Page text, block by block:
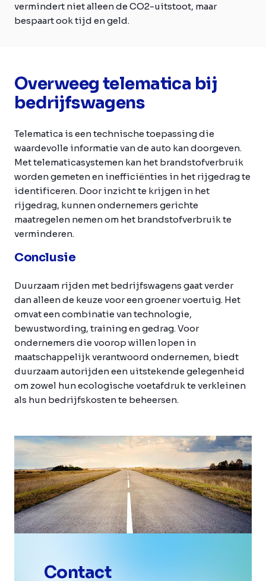
vermindert niet alleen de CO2-uitstoot, maar
bespaart ook tijd en geld.
Overweeg telematica bij
bedrijfswagens
Telematica is een technische toepassing die
waardevolle informatie van de auto kan doorgeven.
Met telematicasystemen kan het brandstofverbruik
worden gemeten en inefficiënties in het rijgedrag te
identificeren. Door inzicht te krijgen in het
rijgedrag, kunnen ondernemers gerichte
maatregelen nemen om het brandstofverbruik te
verminderen.
Conclusie
Duurzaam rijden met bedrijfswagens gaat verder
dan alleen de keuze voor een groener voertuig. Het
omvat een combinatie van technologie,
bewustwording, training en gedrag. Voor
ondernemers die voorop willen lopen in
maatschappelijk verantwoord ondernemen, biedt
duurzaam autorijden een uitstekende gelegenheid
om zowel hun ecologische voetafdruk te verkleinen
als hun bedrijfskosten te beheersen.
Contact